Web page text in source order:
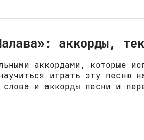
аккорды,
аккордами, которые
играть эту песню
и аккорды песни и